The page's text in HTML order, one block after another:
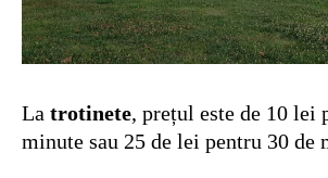
La trotinete, prețul este de 10 lei
minute sau 25 de lei pentru 30 de